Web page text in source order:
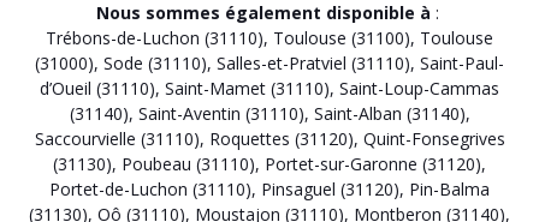
Nous sommes également disponible à :
Trébons-de-Luchon (31110), Toulouse (31100), Toulouse
(31000), Sode (31110), Salles-et-Pratviel (31110), Saint-Paul-
d’Oueil (31110), Saint-Mamet (31110), Saint-Loup-Cammas
(31140), Saint-Aventin (31110), Saint-Alban (31140),
Saccourvielle (31110), Roquettes (31120), Quint-Fonsegrives
(31130), Poubeau (31110), Portet-sur-Garonne (31120),
Portet-de-Luchon (31110), Pinsaguel (31120), Pin-Balma
(31130), Oô (31110), Moustajon (31110), Montberon (31140),